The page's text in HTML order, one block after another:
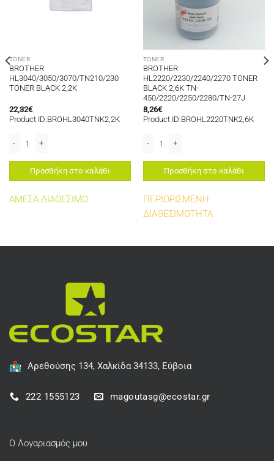
TONER
BROTHER
HL3040/3050/3070/TN210/230
TONER BLACK 2,2K
22,32€
Product ID:BROHL3040TNK2,2K
Προσθήκη στο καλάθι
ΑΜΕΣΑ ΔΙΑΘΕΣΙΜΟ
TONER
BROTHER
HL2220/2230/2240/2270 TONER
BLACK 2,6K TN-
450/2220/2250/2280/TN-27J
8,26€
Product ID:BROHL2220TNK2,6K
Προσθήκη στο καλάθι
ΠΕΡΙΟΡΙΣΜΕΝΗ
ΔΙΑΘΕΣΙΜΟΤΗΤΑ
Αρεθούσης 134, Χαλκίδα 34133, Εύβοια
222 1555123 magoutasg@ecostar.gr
Ο Λογαριασμός μου